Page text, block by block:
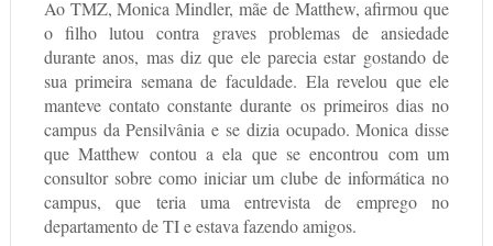
Ao TMZ, Monica Mindler, mãe de Matthew, afirmou que
o filho lutou contra graves problemas de ansiedade
durante anos, mas diz que ele parecia estar gostando de
sua primeira semana de faculdade. Ela revelou que ele
manteve contato constante durante os primeiros dias no
campus da Pensilvânia e se dizia ocupado. Monica disse
que Matthew contou a ela que se encontrou com um
consultor sobre como iniciar um clube de informática no
campus, que teria uma entrevista de emprego no
departamento de TI e estava fazendo amigos.